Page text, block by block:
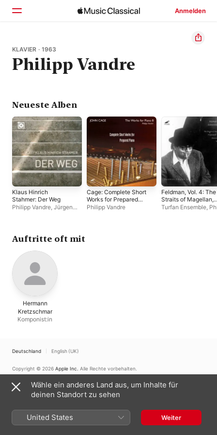
Anmelden
Startseite
Entdecken
KLAVIER · 1963
Philipp Vandre
Neueste Alben
Klaus Hinrich
Stahmer: Der Weg
Philipp Vandre, Jürgen
Cage: Complete Short
Works for Prepared
Piano
Philipp Vandre
Feldman, Vol. 4: The
Straits of Magellan,
Projections,
Turfan Ensemble,
Auftritte oft mit
Hermann
Kretzschmar
Komponist:in
Deutschland English (UK)
Copyright © 2026 Apple Inc. Alle Rechte vorbehalten.
Cookie-Warnung
Support Feedback
Wähle ein anderes Land aus, um Inhalte für
deinen Standort zu sehen
United States Weiter